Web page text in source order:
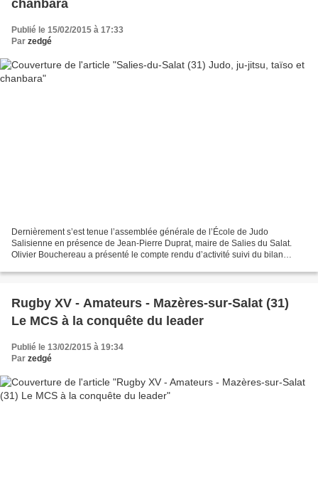
chanbara
Publié le 15/02/2015 à 17:33
Par zedgé
Dernièrement s’est tenue l’assemblée générale de l’École de Judo
Salisienne en présence de Jean-Pierre Duprat, maire de Salies du Salat.
Olivier Bouchereau a présenté le compte rendu d’activité suivi du bilan
Rugby XV - Amateurs - Mazères-sur-Salat (31)
Le MCS à la conquête du leader
Publié le 13/02/2015 à 19:34
Par zedgé